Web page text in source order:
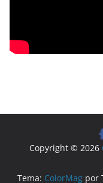
Copyright © 2026
Tema: ColorMagpor